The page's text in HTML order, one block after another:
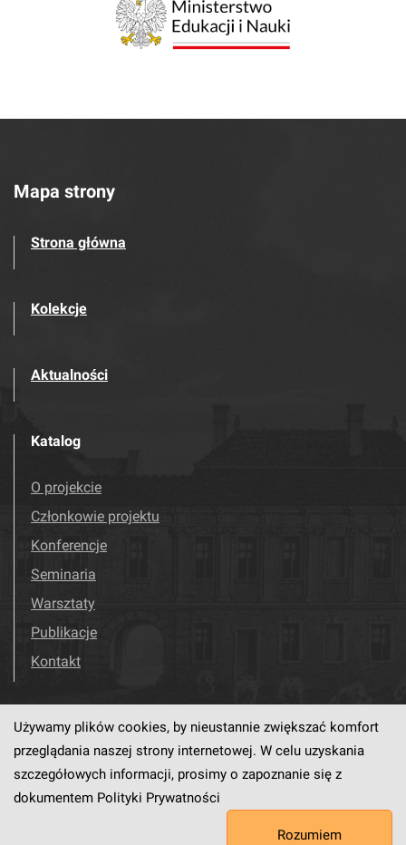
Mapa strony
Strona główna
Kolekcje
Aktualności
Katalog
O projekcie
Członkowie projektu
Konferencje
Seminaria
Warsztaty
Publikacje
Kontakt
Odwiedź nas! Facebook
Używamy plików cookies, by nieustannie zwiększać komfort
przeglądania naszej strony internetowej. W celu uzyskania
szczegółowych informacji, prosimy o zapoznanie się z
dokumentem Polityki Prywatności
Rozumiem